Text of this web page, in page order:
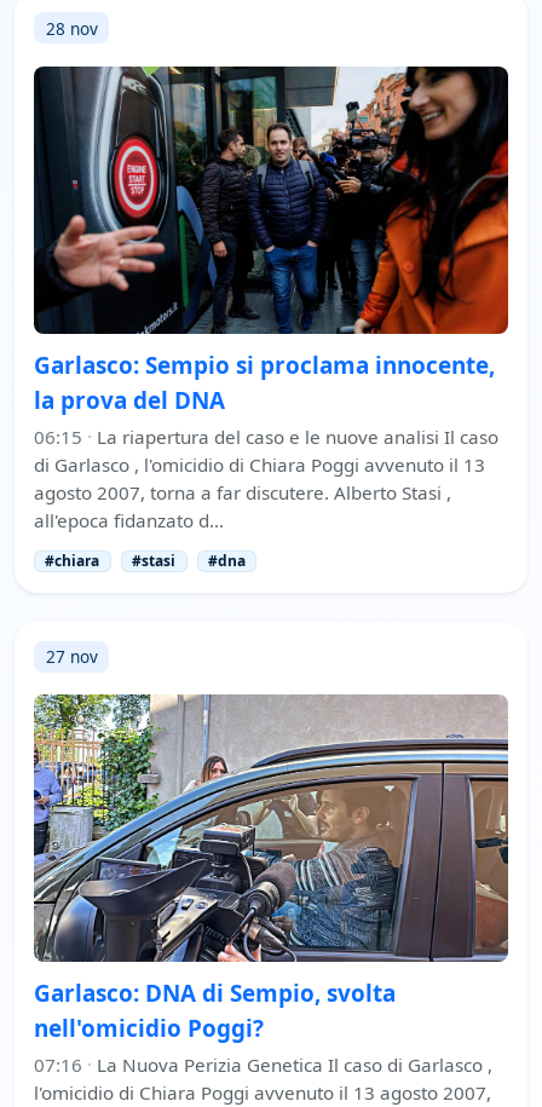
28 nov
Garlasco: Sempio si proclama innocente,
la prova del DNA
06:15 · La riapertura del caso e le nuove analisi Il caso
di Garlasco , l'omicidio di Chiara Poggi avvenuto il 13
agosto 2007, torna a far discutere. Alberto Stasi ,
all'epoca fidanzato d…
#chiara #stasi #dna
27 nov
Garlasco: DNA di Sempio, svolta
nell'omicidio Poggi?
07:16 · La Nuova Perizia Genetica Il caso di Garlasco ,
l'omicidio di Chiara Poggi avvenuto il 13 agosto 2007,